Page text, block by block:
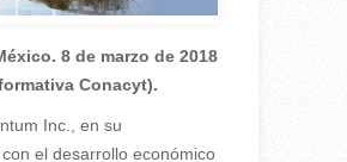
8 de marzo de 2018
Conacyt).
Inc., en su
el desarrollo económico